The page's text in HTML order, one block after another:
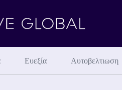
Ευεξία Αυτοβελτιωση